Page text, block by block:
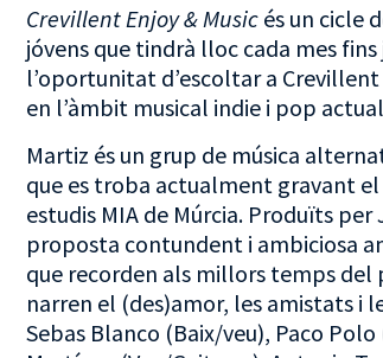
Crevillent Enjoy & Music és un cicle
jóvens que tindrà lloc cada mes
l’oportunitat d’escoltar a
en l’àmbit musical indie i pop
Martiz és un grup de música
que es troba actualment gravant
estudis MIA de Múrcia. Produïts per
proposta contundent i ambiciosa
que recorden als millors temps del
narren el (des)amor, les amistats i
Sebas Blanco (Baix/veu), Paco